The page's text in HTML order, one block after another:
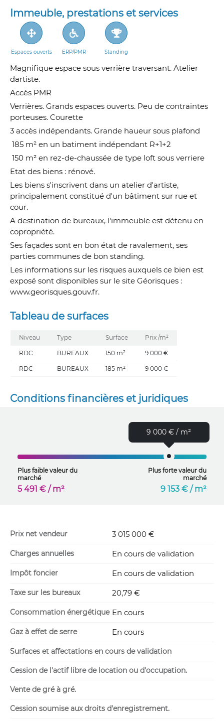
Immeuble, prestations et services
Espaces ouverts ERP/PMR Standing
Magnifique espace sous verrière traversant. Atelier
dartiste.
Accès PMR
Verrières. Grands espaces ouverts. Peu de contraintes
porteuses. Courette
3 accès indépendants. Grande haueur sous plafond
 185 m² en un batiment indépendant R+1+2
 150 m² en rez-de-chaussée de type loft sous verriere
Etat des biens : rénové.
Les biens s'inscrivent dans un atelier d'artiste,
principalement constitué d'un bâtiment sur rue et
cour.
A destination de bureaux, l'immeuble est détenu en
copropriété.
Ses façades sont en bon état de ravalement, ses
parties communes de bon standing.
Les informations sur les risques auxquels ce bien est
exposé sont disponibles sur le site Géorisques :
www.georisques.gouv.fr.
Tableau de surfaces
Niveau Type Surface Prix /m²
RDC BUREAUX 150 m² 9 000 €
RDC BUREAUX 185 m² 9 000 €
Conditions financières et juridiques
9 000 € / m²
Plus faible valeur du
marché
5 491 € / m²
Plus forte valeur du
marché
9 153 € / m²
Prix net vendeur 3 015 000 €
Charges annuelles En cours de validation
Impôt foncier En cours de validation
Taxe sur les bureaux 20,79 €
Consommation énergétique En cours
Gaz à effet de serre En cours
Surfaces et affectations en cours de validation
Cession de l'actif libre de location ou d'occupation.
Vente de gré à gré.
Cession soumise aux droits d'enregistrement.